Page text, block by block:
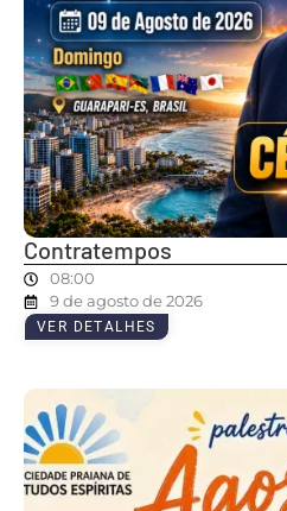
Contratempos
08:00
9 de agosto de 2026
VER DETALHES